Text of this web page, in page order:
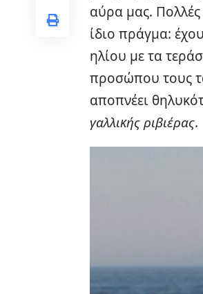
αύρα μας. Πολλές
ίδιο πράγμα:
ηλίου με τα
προσώπου τους
αποπνέει
γαλλικής ριβιέρας.